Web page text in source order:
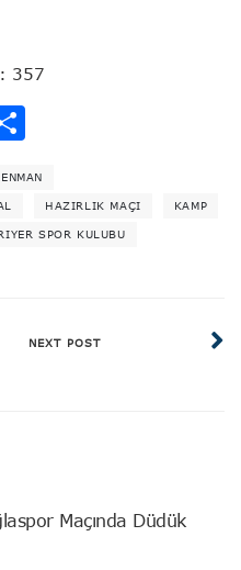
357
HAZIRLIK MAÇI KAMP
SPOR KULUBU
NEXT POST
Maçında Düdük